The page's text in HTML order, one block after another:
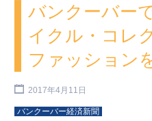
バンクーバー
イクル・コレ
ファッション
2017年4月11日
バンクーバー経済新聞